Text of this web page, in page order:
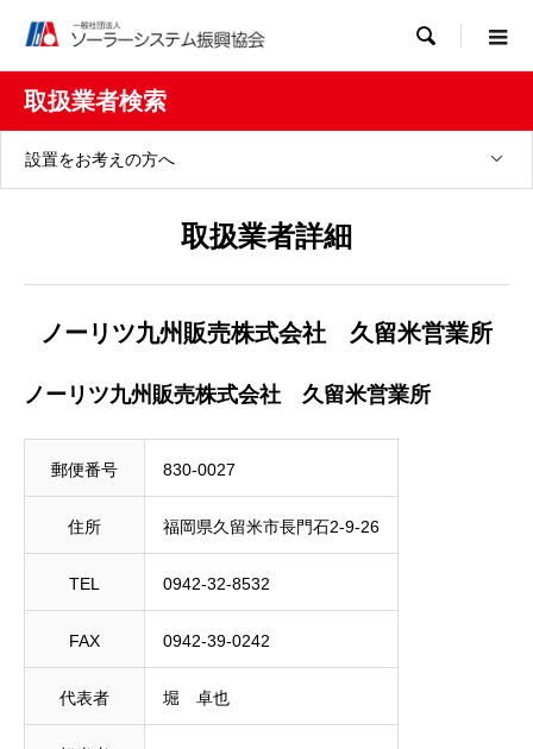

取扱業者検索
設置をお考えの方へ
取扱業者詳細
ノーリツ九州販売株式会社 久留米営業所
ノーリツ九州販売株式会社 久留米営業所
郵便番号 830-0027
住所 福岡県久留米市長門石2-9-26
TEL 0942-32-8532
FAX 0942-39-0242
代表者 堀 卓也